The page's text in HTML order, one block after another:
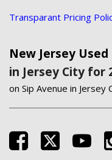
Transparant Pricing
New Jersey Used
in Jersey City for
on Sip Avenue in Jersey